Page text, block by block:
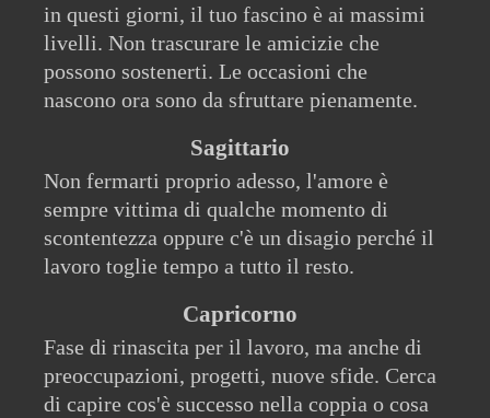
in questi giorni, il tuo fascino è ai massimi
livelli. Non trascurare le amicizie che
possono sostenerti. Le occasioni che
nascono ora sono da sfruttare pienamente.
Sagittario
Non fermarti proprio adesso, l'amore è
sempre vittima di qualche momento di
scontentezza oppure c'è un disagio perché il
lavoro toglie tempo a tutto il resto.
Capricorno
Fase di rinascita per il lavoro, ma anche di
preoccupazioni, progetti, nuove sfide. Cerca
di capire cos'è successo nella coppia o cosa